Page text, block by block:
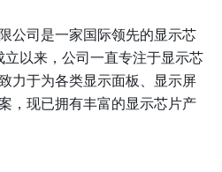
公司是一家国际领先的显示芯
立以来，公司一直专注于显示芯
力于为各类显示面板、显示屏
，现已拥有丰富的显示芯片产